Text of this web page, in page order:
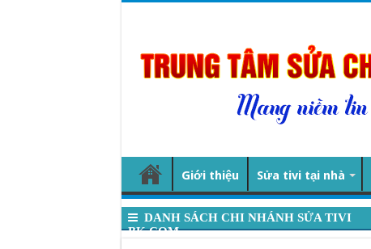
Giới thiệu Sửa tivi tại nhà
DANH SÁCH CHI NHÁNH SỬA TIVI
BK.COM